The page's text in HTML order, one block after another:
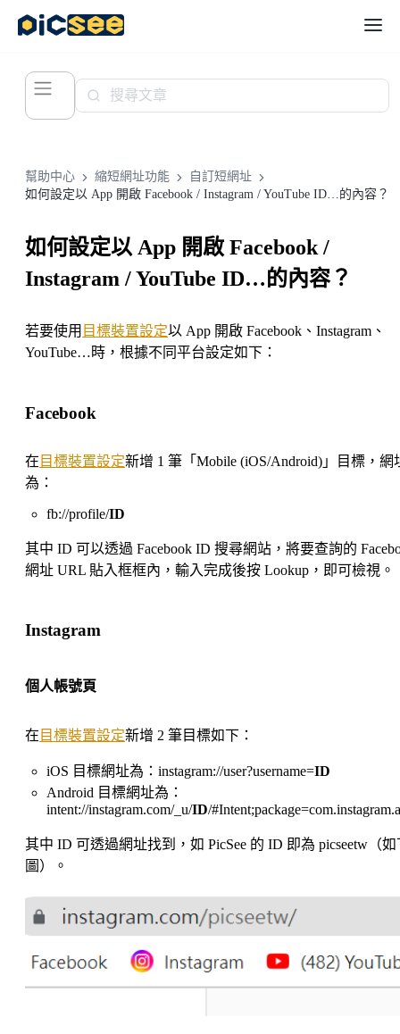
幫助中心 縮短網址功能
自訂短網址
如何設定以 App 開啟 Facebook / Instagram / YouTube ID…的內容？
如何設定以 App 開啟 Facebook /
Instagram / YouTube ID…的內容？
若要使用 目標裝置設定以 App 開啟 Facebook、Instagram、
YouTube…時，根據不同平台設定如下：
Facebook
在 目標裝置設定新增 1 筆「Mobile (iOS/Android)」目標，網
為：
fb://profile/ID
其中 ID 可以透過 Facebook ID 搜尋網站，將要查詢的
網址 URL 貼入框框內，輸入完成後按 Lookup，即可檢視。
Instagram
個人帳號頁
在 目標裝置設定新增 2 筆目標如下：
iOS 目標網址為：instagram://user?username=ID
Android 目標網址為：
intent://instagram.com/_u/ID/
其中 ID 可透過網址找到，如 PicSee 的 ID 即為 picseetw（如
圖）。